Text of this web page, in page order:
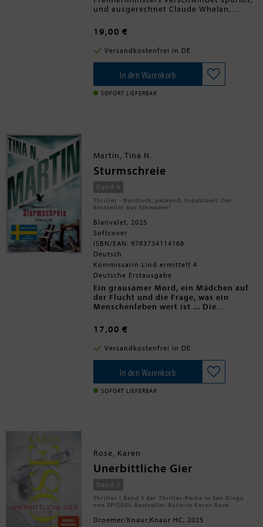
und ausgerechnet Claude Whelan,
Erzfeind seiner Nachfolgerin Diana
Taverner, soll sie finden. Doch die Spur
führt ihn direkt zurück zum
Hauptquartier im Regent's Park - und
über Umwege und etliche
Gehässigkeiten zu Jackson Lamb. Mit
ihrer unvergleichlichen Mischung aus
tiefschwarzem Humor, nerdigem
19,00 €
Versandkostenfrei in DE
In den Warenkorb
SOFORT LIEFERBAR
Martin, Tina N.
Sturmschreie
Band 4
Thriller - Nordisch, packend, topaktuell: Der
Bestseller aus Schweden!
Blanvalet, 2025
Softcover
ISBN/EAN: 9783734114168
Deutsch
Kommissarin Lind ermittelt 4
Deutsche Erstausgabe
Ein grausamer Mord, ein Mädchen auf
der Flucht und die Frage, was ein
Menschenleben wert ist ... Die
Schweden geht weiter!
Eine stark verstümmelte Leiche wird im
Fluss bei Harads gefunden. Bald stellt
sich heraus, dass es sich bei dem
Verstorbenen um einen Geflüchteten
handelt, der in einem nahe gelegenen
Abschiebelager untergebracht war,
Teenageralter, dem kriegsgebeutelten
Syrien zu entkommen. Eine gefährliche
kann ...
Fälle von Idun Lind und Calle Brand.
17,00 €
Versandkostenfrei in DE
In den Warenkorb
SOFORT LIEFERBAR
Rose, Karen
Unerbittliche Gier
Band 3
Thriller | Band 3 der Thriller-Reihe in San Diego
von SPIEGEL-Bestseller-Autorin Karen Rose
Droemer/Knaur;Knaur HC, 2025